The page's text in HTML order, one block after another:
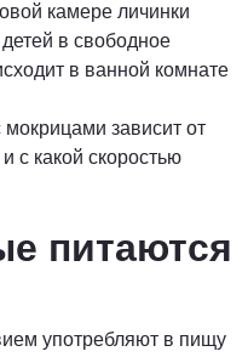
камере личинки
в свободное
в ванной комнате
зависит от
с какой скоростью
питаются
употребляют в пищу